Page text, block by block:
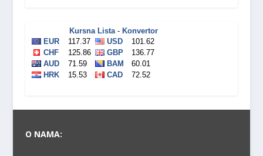
O NAMA: